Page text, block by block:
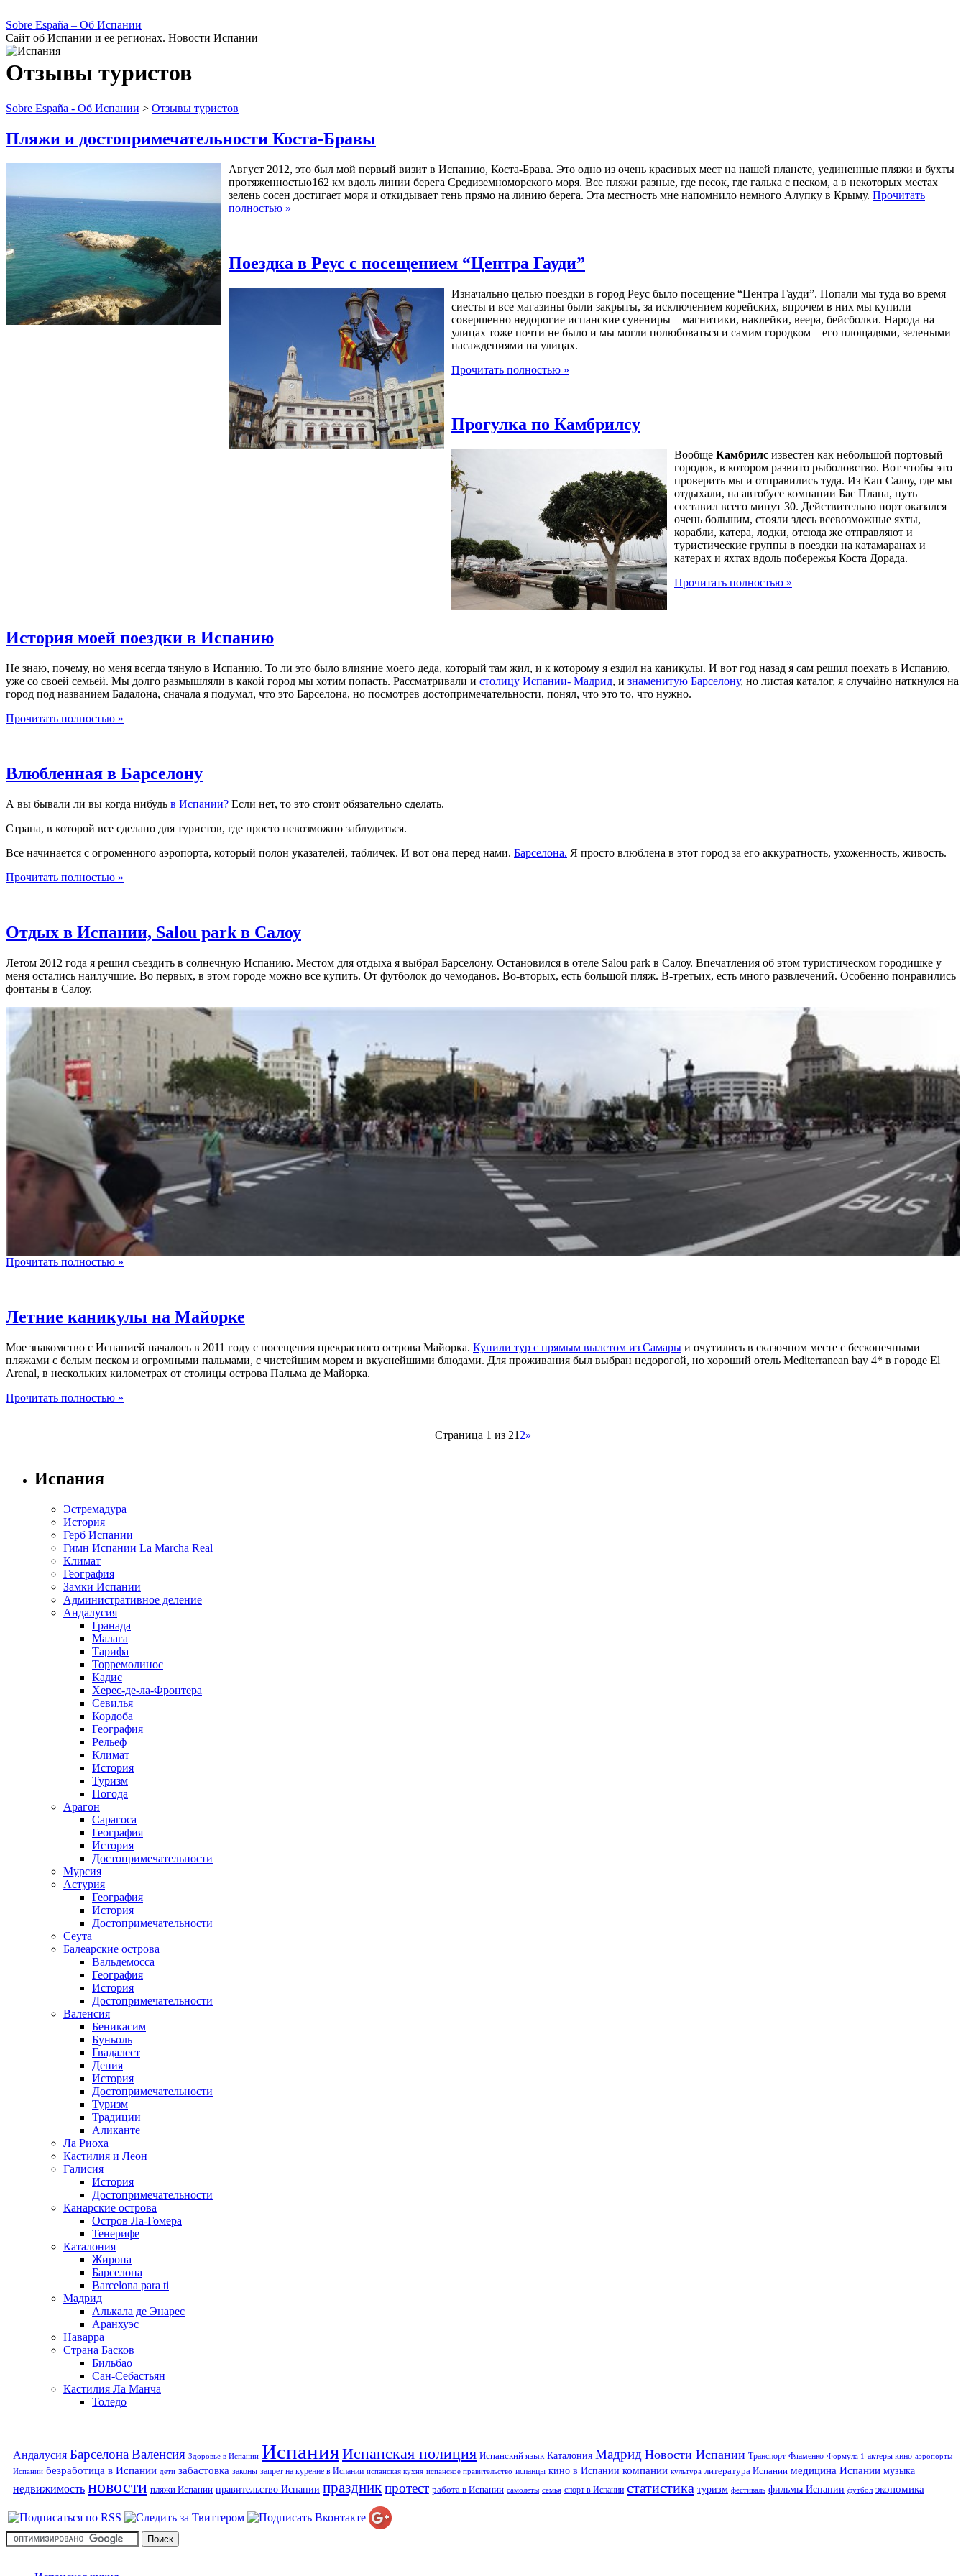
Sobre España – Об Испании
Сайт об Испании и ее регионах. Новости Испании
Отзывы туристов
Sobre España - Об Испании > Отзывы туристов
Пляжи и достопримечательности Коста-Бравы
Август 2012, это был мой первый визит в Испанию, Коста-Брава. Это одно из очень красивых мест на нашей планете, уединенные пляжи и бухты
протяженностью162 км вдоль линии берега Средиземноморского моря. Все пляжи разные, где песок, где галька с песком, а в некоторых местах
зелень сосен достигает моря и откидывает тень прямо на линию берега. Эта местность мне напомнило немного Алупку в Крыму. Прочитать
полностью »
Поездка в Реус с посещением “Центра Гауди”
Изначально целью поездки в город Реус было посещение “Центра Гауди”. Попали мы туда во время
сиесты и все магазины были закрыты, за исключением корейских, впрочем в них мы купили
совершенно недорогие испанские сувениры – магнитики, наклейки, веера, бейсболки. Народа на
улицах тоже почти не было и мы могли полюбоваться и самим городком – его площадями, зелеными
насаждениями на улицах.
Прочитать полностью »
Прогулка по Камбрилсу
Вообще Камбрилс известен как небольшой портовый
городок, в котором развито рыболовство. Вот чтобы это
проверить мы и отправились туда. Из Кап Салоу, где мы
отдыхали, на автобусе компании Бас Плана, путь
составил всего минут 30. Действительно порт оказался
очень большим, стояли здесь всевозможные яхты,
корабли, катера, лодки, отсюда же отправляют и
туристические группы в поездки на катамаранах и
катерах и яхтах вдоль побережья Коста Дорада.
Прочитать полностью »
История моей поездки в Испанию
Не знаю, почему, но меня всегда тянуло в Испанию. То ли это было влияние моего деда, который там жил, и к которому я ездил на каникулы. И вот год назад я сам решил поехать в Испанию,
уже со своей семьей. Мы долго размышляли в какой город мы хотим попасть. Рассматривали и столицу Испании- Мадрид, и знаменитую Барселону, но листая каталог, я случайно наткнулся на
город под названием Бадалона, сначала я подумал, что это Барселона, но посмотрев достопримечательности, понял, что это то, что нужно.
Прочитать полностью »
Влюбленная в Барселону
А вы бывали ли вы когда нибудь в Испании? Если нет, то это стоит обязательно сделать.
Страна, в которой все сделано для туристов, где просто невозможно заблудиться.
Все начинается с огроменного аэропорта, который полон указателей, табличек. И вот она перед нами. Барселона. Я просто влюблена в этот город за его аккуратность, ухоженность, живость.
Прочитать полностью »
Отдых в Испании, Salou park в Салоу
Летом 2012 года я решил съездить в солнечную Испанию. Местом для отдыха я выбрал Барселону. Остановился в отеле Salou park в Салоу. Впечатления об этом туристическом городишке у
меня остались наилучшие. Во первых, в этом городе можно все купить. От футболок до чемоданов. Во-вторых, есть большой пляж. В-третьих, есть много развлечений. Особенно понравились
фонтаны в Салоу.
Прочитать полностью »
Летние каникулы на Майорке
Мое знакомство с Испанией началось в 2011 году с посещения прекрасного острова Майорка. Купили тур с прямым вылетом из Самары и очутились в сказочном месте с бесконечными
пляжами с белым песком и огромными пальмами, с чистейшим морем и вкуснейшими блюдами. Для проживания был выбран недорогой, но хороший отель Mediterranean bay 4* в городе El
Arenal, в нескольких километрах от столицы острова Пальма де Майорка.
Прочитать полностью »
Страница 1 из 21 2»
Испания
Эстремадура
История
Герб Испании
Гимн Испании La Marcha Real
Климат
География
Замки Испании
Административное деление
Андалусия
Гранада
Малага
Тарифа
Торремолинос
Кадис
Херес-де-ла-Фронтера
Севилья
Кордоба
География
Рельеф
Климат
История
Туризм
Погода
Арагон
Сарагоса
География
История
Достопримечательности
Мурсия
Астурия
География
История
Достопримечательности
Сеута
Балеарские острова
Вальдемосса
География
История
Достопримечательности
Валенсия
Беникасим
Буньоль
Гвадалест
Дения
История
Достопримечательности
Туризм
Традиции
Аликанте
Ла Риоха
Кастилия и Леон
Галисия
История
Достопримечательности
Канарские острова
Остров Ла-Гомера
Тенерифе
Каталония
Жирона
Барселона
Barcelona para ti
Мадрид
Алькала де Энарес
Аранхуэс
Наварра
Страна Басков
Бильбао
Сан-Себастьян
Кастилия Ла Манча
Толедо
Андалусия БарселонаВаленсия Здоровье в Испании ИспанияИспанская полиция Испанский язык Каталония Мадрид Новости Испании Транспорт Фламенко Формула 1 актеры кино аэропорты
Испании безработица в Испании дети забастовка законы запрет на курение в Испании испанская кухня испанское правительство испанцы кино в Испании компании культура литература Испании медицина Испании музыка
недвижимость новости пляжи Испании правительство Испании праздникпротест работа в Испании самолеты семья спорт в Испании статистика туризм фестиваль фильмы Испании футбол экономика